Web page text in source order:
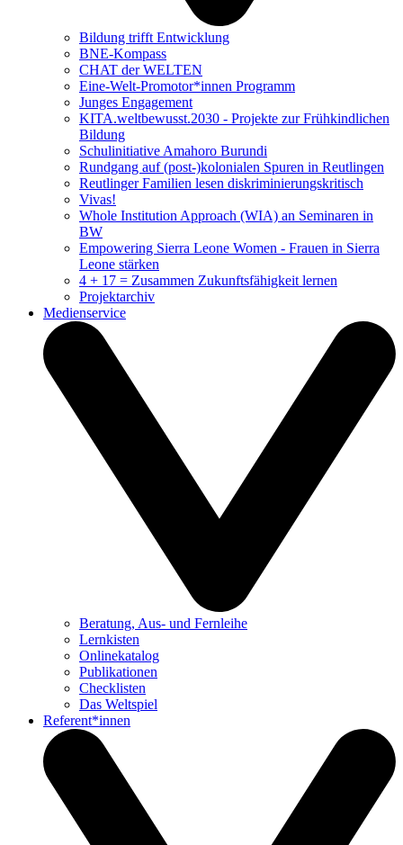
Bildung trifft Entwicklung
BNE-Kompass
CHAT der WELTEN
Eine-Welt-Promotor*innen Programm
Junges Engagement
KITA.weltbewusst.2030 - Projekte zur Frühkindlichen
Bildung
Schulinitiative Amahoro Burundi
Rundgang auf (post-)kolonialen Spuren in Reutlingen
Reutlinger Familien lesen diskriminierungskritisch
Vivas!
Whole Institution Approach (WIA) an Seminaren in
BW
Empowering Sierra Leone Women - Frauen in Sierra
Leone stärken
4 + 17 = Zusammen Zukunftsfähigkeit lernen
Projektarchiv
Medienservice
Beratung, Aus- und Fernleihe
Lernkisten
Onlinekatalog
Publikationen
Checklisten
Das Weltspiel
Referent*innen